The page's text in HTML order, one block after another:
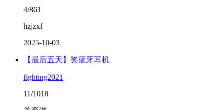
4/861
hzjzxf
2025-10-03
【最后五天】奖蓝牙耳机
fighting2021
11/1018